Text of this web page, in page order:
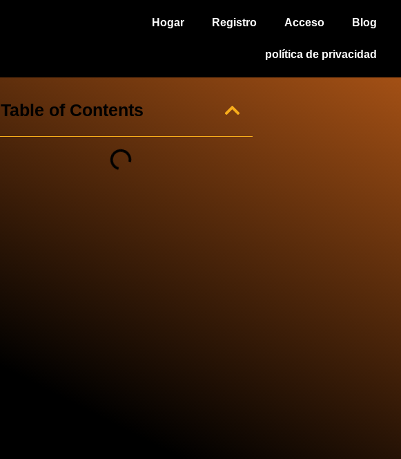
Hogar Registro Acceso Blog
política de privacidad
Table of Contents